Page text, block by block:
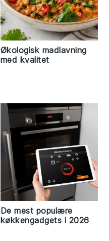
Økologisk madlavning
med kvalitet
De mest populære
køkkengadgets i 2026